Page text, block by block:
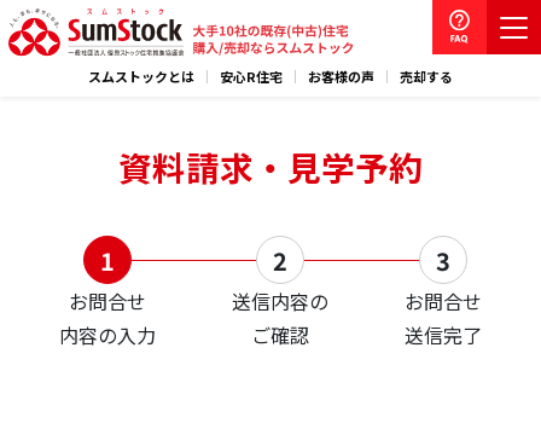
スムストックとは 安心R住宅 お客様の声 売却する
資料請求・見学予約
お問合せ
内容の入力
送信内容の
ご確認
お問合せ
送信完了